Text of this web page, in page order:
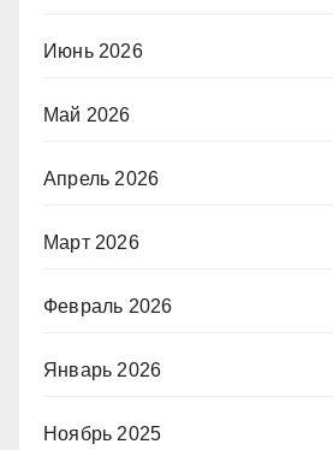
Июнь 2026
Май 2026
Апрель 2026
Март 2026
Февраль 2026
Январь 2026
Ноябрь 2025